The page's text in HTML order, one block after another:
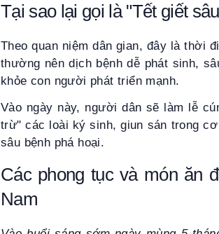
Tại sao lại gọi là "Tết giết
Theo quan niệm dân gian, đây là thời
thường nên dịch bệnh dễ phát sinh,
khỏe con người phát triển mạnh.
Vào ngày này, người dân sẽ làm lễ
trừ" các loài ký sinh, giun sán trong
sâu bệnh phá hoại.
Các phong tục và món ăn
Nam